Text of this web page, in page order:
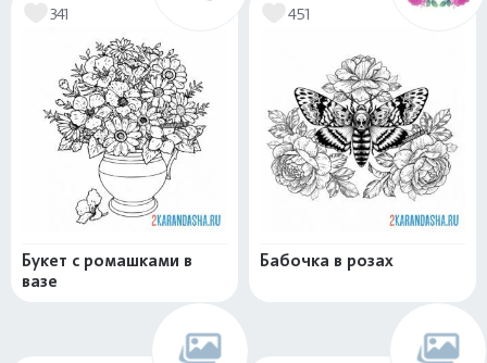
341
Букет с ромашками в
вазе
451
Бабочка в розах